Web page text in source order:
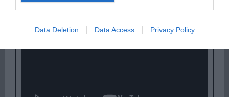
Data Deletion Data Access Privacy Policy
ΝΙΚΟΣ